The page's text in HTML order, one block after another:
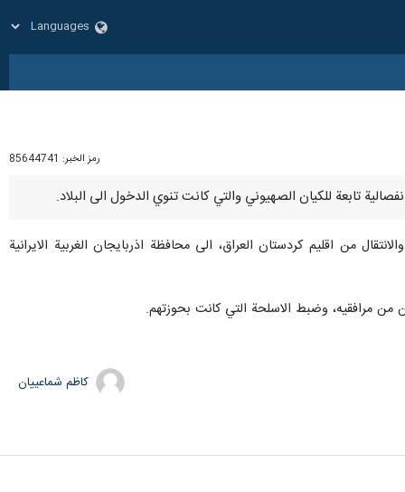
رمز الخبر: 85644741
من اقليم كردستان العراق، الى محافظة اذربايجان الغربية الايرانية
من مرافقيه، وضبط الاسلحة التي كانت بحوزتهم.
کاظم شماعییان